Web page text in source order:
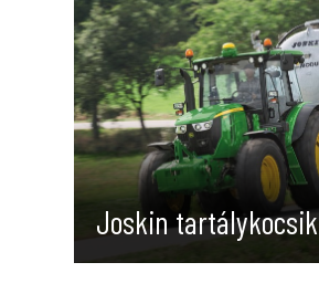
Joskin tartálykocsik